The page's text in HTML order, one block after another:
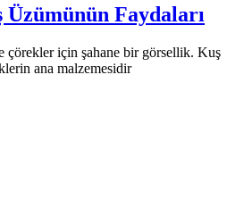
Faydaları
çörekler için şahane bir görsellik. Kuş
ana malzemesidir